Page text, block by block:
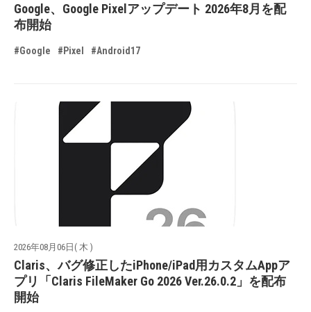
Google、Google Pixelアップデート 2026年8月を配
布開始
#Google #Pixel #Android17
2026年08月06日( 木 )
Claris、バグ修正したiPhone/iPad用カスタムAppア
プリ「Claris FileMaker Go 2026 Ver.26.0.2」を配布
開始